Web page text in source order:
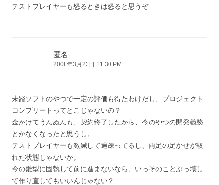
テストプレイヤーも怒るときは怒ると思うぞ
匿名
2008年3月23日 11:30 PM
未踏ソフトのやつで一定の評価も得たわけだし、プロジェクト
コンプリートってとこじゃないの？
金かけてうんぬんも、契約終了したから、今のやつの開発義務
とかなくなったと思うし。
テストプレイヤーも激減して過疎ってるし、両足の足かせが取
れた状態じゃないか。
今の雛型に固執して前に進まないなら、いっそのことぶっ壊し
て作り直してもいいんじゃない？